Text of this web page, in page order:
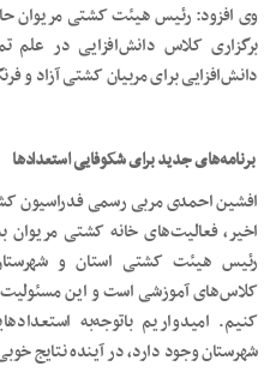
وی افزود: رئیس هیئت کشتی مریوان
برگزاری کلاس دانش‌افزایی در علم
دانش‌افزایی برای مربیان کشتی آزاد و
برنامه‌های جدید برای شکوفایی استعدادها
افشین احمدی مربی رسمی فدراسیون
اخیر، فعالیت‌های خانه کشتی
رئیس هیئت کشتی استان و شهرستان
کلاس‌های آموزشی است و این مسئولیت را
کنیم. امیدواریم باتوجه‌به
شهرستان وجود دارد، در آینده نتایج